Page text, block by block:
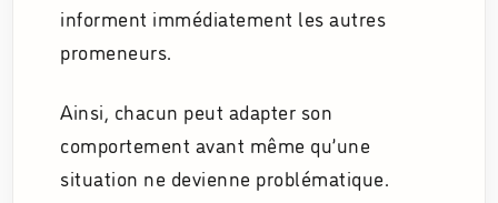
informent immédiatement les autres
promeneurs.
Ainsi, chacun peut adapter son
comportement avant même qu’une
situation ne devienne problématique.